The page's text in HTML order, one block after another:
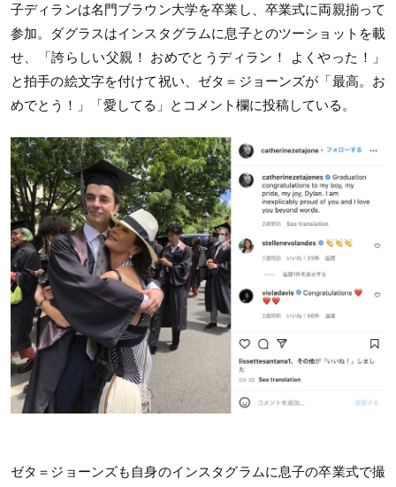
子ディランは名門ブラウン大学を卒業し、卒業式に両親揃って
参加。ダグラスはインスタグラムに息子とのツーショットを載
せ、「誇らしい父親！ おめでとうディラン！ よくやった！」
と拍手の絵文字を付けて祝い、ゼタ＝ジョーンズが「最高。お
めでとう！」「愛してる」とコメント欄に投稿している。
ゼタ＝ジョーンズも自身のインスタグラムに息子の卒業式で撮